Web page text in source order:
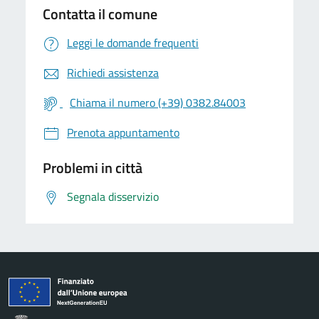
Contatta il comune
Leggi le domande frequenti
Richiedi assistenza
Chiama il numero (+39) 0382.84003
Prenota appuntamento
Problemi in città
Segnala disservizio